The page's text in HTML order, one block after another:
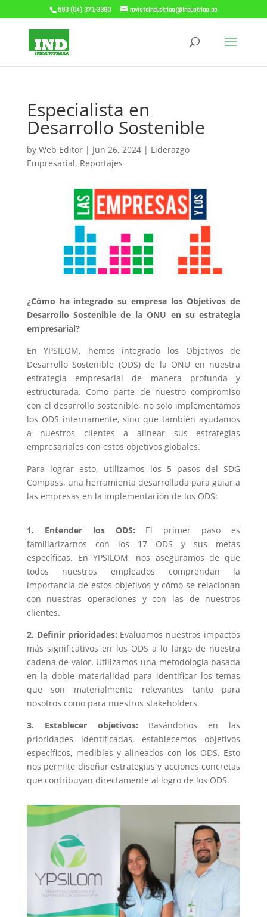
593 (04) 371-3390 revistaindustrias@industrias.ec
Especialista en
Desarrollo Sostenible
by Web Editor| Jun 26, 2024| Liderazgo
Empresarial, Reportajes
¿Cómo ha integrado su empresa los Objetivos de
Desarrollo Sostenible de la ONU en su estrategia
empresarial?
En YPSILOM, hemos integrado los Objetivos de
Desarrollo Sostenible (ODS) de la ONU en nuestra
estrategia empresarial de manera profunda y
estructurada. Como parte de nuestro compromiso
con el desarrollo sostenible, no solo implementamos
los ODS internamente, sino que también ayudamos
a nuestros clientes a alinear sus estrategias
empresariales con estos objetivos globales.
Para lograr esto, utilizamos los 5 pasos del SDG
Compass, una herramienta desarrollada para guiar a
las empresas en la implementación de los ODS:
1. Entender los ODS: El primer paso es
familiarizarnos con los 17 ODS y sus metas
específicas. En YPSILOM, nos aseguramos de que
todos nuestros empleados comprendan la
importancia de estos objetivos y cómo se relacionan
con nuestras operaciones y con las de nuestros
clientes.
2. Definir prioridades: Evaluamos nuestros impactos
más significativos en los ODS a lo largo de nuestra
cadena de valor. Utilizamos una metodología basada
en la doble materialidad para identificar los temas
que son materialmente relevantes tanto para
nosotros como para nuestros stakeholders.
3. Establecer objetivos: Basándonos en las
prioridades identificadas, establecemos objetivos
específicos, medibles y alineados con los ODS. Esto
nos permite diseñar estrategias y acciones concretas
que contribuyan directamente al logro de los ODS.